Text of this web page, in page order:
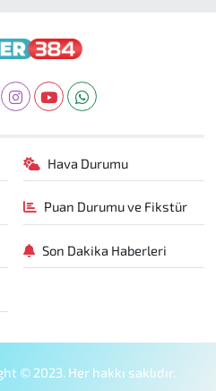
Hava Durumu
Puan Durumu ve Fikstür
Son Dakika Haberleri
© 2023. Her hakkı saklıdır.